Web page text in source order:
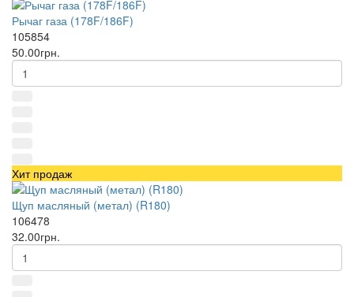
Рычаг газа (178F/186F)
105854
50.00грн.
Хит продаж
Щуп масляный (метал) (R180)
106478
32.00грн.